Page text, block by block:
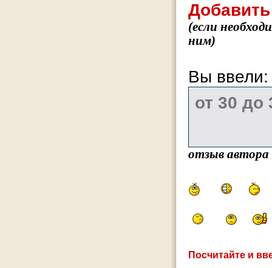
(если
ним)
Вы
отзыв
Посчитайте и